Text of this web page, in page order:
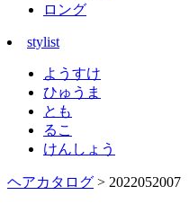
ロング
stylist
ようすけ
ひゅうま
とも
るこ
けんしょう
ヘアカタログ > 2022052007